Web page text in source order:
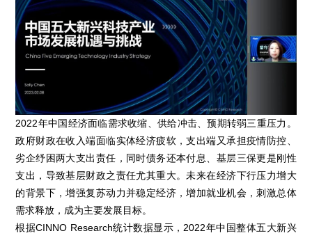
2022年中国经济面临需求收缩、供给冲击、预期转弱三重压力。
政府财政在收入端面临实体经济疲软，支出端又承担疫情防控、
劣企纾困两大支出责任，同时债务还本付息、基层三保更是刚性
支出，导致基层财政之责任尤其重大。未来在经济下行压力增大
的背景下，增强复苏动力并稳定经济，增加就业机会，刺激总体
需求释放，成为主要发展目标。
根据CINNO Research统计数据显示，2022年中国整体五大新兴